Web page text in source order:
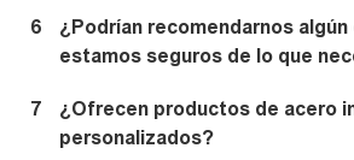
6
¿Podrían recomendarnos
estamos seguros de lo que
7
¿Ofrecen productos de acero
personalizados?